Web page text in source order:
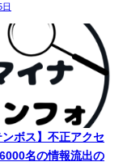
ンボス】不正アクセ
名の情報流出の